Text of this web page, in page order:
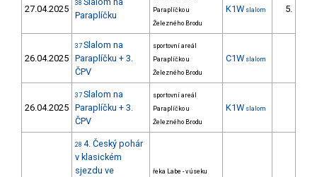
27.04.2025
38
Paraplíčku
Paraplíčko u
Železného Brodu
K1W slalom 5.
26.04.2025
37 Slalom na
Paraplíčku + 3.
ČPV
sportovní areál
Paraplíčko u
Železného Brodu
C1W slalom
26.04.2025
37 Slalom na
Paraplíčku + 3.
ČPV
sportovní areál
Paraplíčko u
Železného Brodu
K1W slalom
28 4. Český pohár
v klasickém
sjezdu ve
řeka Labe - v úseku